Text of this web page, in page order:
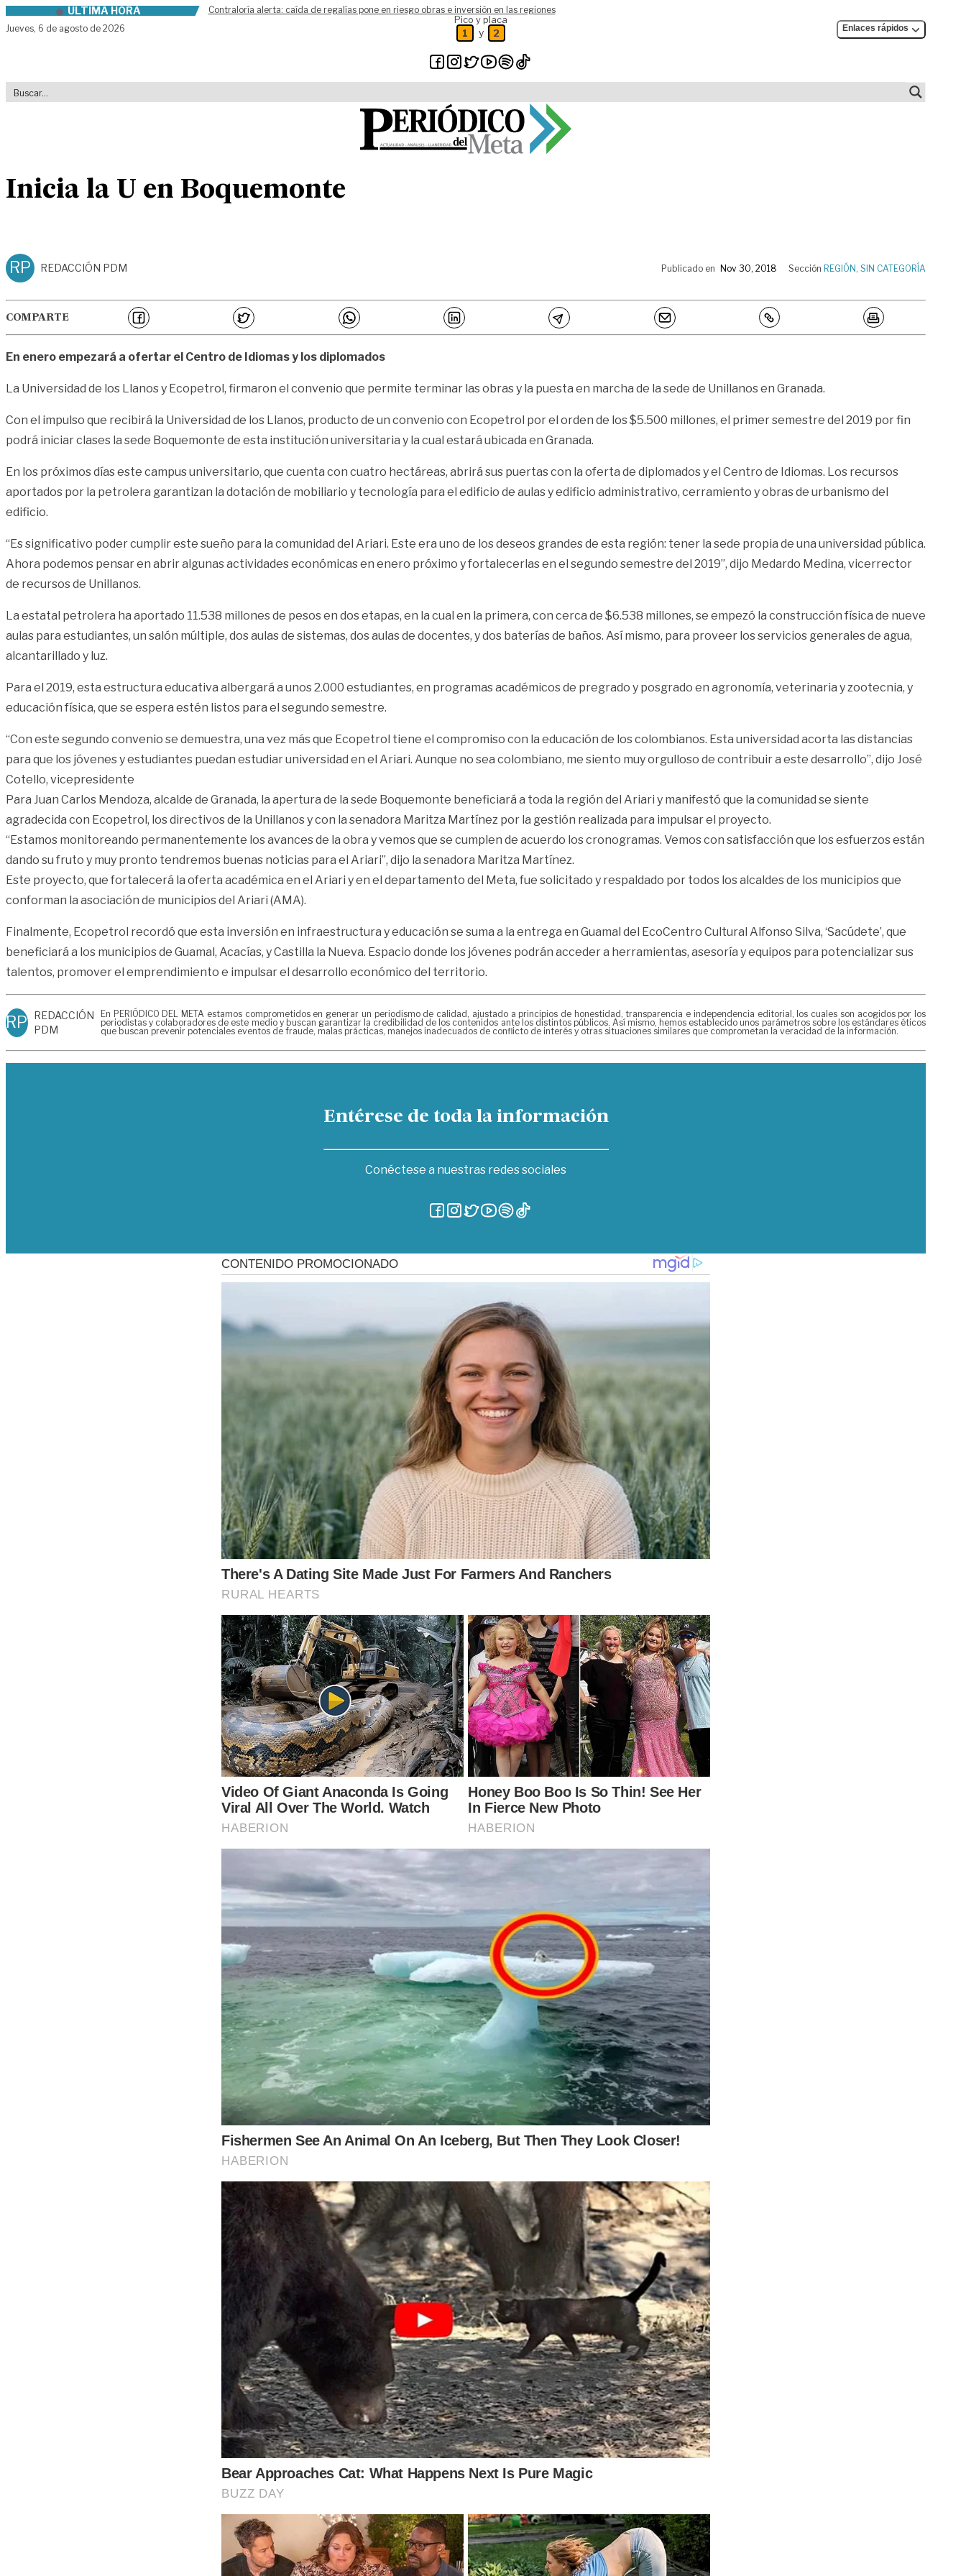
Skip to contentÚLTIMA HORA
Contraloría alerta: caída de regalías pone en riesgo obras e inversión en las regiones
Jueves, 6 de agosto de 2026
Pico y placa
1 y 2 Enlaces rápidos
Inicia la U en Boquemonte
RP REDACCIÓN PDM Publicado en Nov 30, 2018 Sección REGIÓN, SIN CATEGORÍA
COMPARTE
En enero empezará a ofertar el Centro de Idiomas y los diplomados
La Universidad de los Llanos y Ecopetrol, firmaron el convenio que permite terminar las obras y la puesta en marcha de la sede de Unillanos en Granada.
Con el impulso que recibirá la Universidad de los Llanos, producto de un convenio con Ecopetrol por el orden de los $5.500 millones, el primer semestre del 2019 por fin
podrá iniciar clases la sede Boquemonte de esta institución universitaria y la cual estará ubicada en Granada.
En los próximos días este campus universitario, que cuenta con cuatro hectáreas, abrirá sus puertas con la oferta de diplomados y el Centro de Idiomas. Los recursos
aportados por la petrolera garantizan la dotación de mobiliario y tecnología para el edificio de aulas y edificio administrativo, cerramiento y obras de urbanismo del
edificio.
“Es significativo poder cumplir este sueño para la comunidad del Ariari. Este era uno de los deseos grandes de esta región: tener la sede propia de una universidad pública.
Ahora podemos pensar en abrir algunas actividades económicas en enero próximo y fortalecerlas en el segundo semestre del 2019”, dijo Medardo Medina, vicerrector
de recursos de Unillanos.
La estatal petrolera ha aportado 11.538 millones de pesos en dos etapas, en la cual en la primera, con cerca de $6.538 millones, se empezó la construcción física de nueve
aulas para estudiantes, un salón múltiple, dos aulas de sistemas, dos aulas de docentes, y dos baterías de baños. Así mismo, para proveer los servicios generales de agua,
alcantarillado y luz.
Para el 2019, esta estructura educativa albergará a unos 2.000 estudiantes, en programas académicos de pregrado y posgrado en agronomía, veterinaria y zootecnia, y
educación física, que se espera estén listos para el segundo semestre.
“Con este segundo convenio se demuestra, una vez más que Ecopetrol tiene el compromiso con la educación de los colombianos. Esta universidad acorta las distancias
para que los jóvenes y estudiantes puedan estudiar universidad en el Ariari. Aunque no sea colombiano, me siento muy orgulloso de contribuir a este desarrollo”, dijo José
Cotello, vicepresidente
Para Juan Carlos Mendoza, alcalde de Granada, la apertura de la sede Boquemonte beneficiará a toda la región del Ariari y manifestó que la comunidad se siente
agradecida con Ecopetrol, los directivos de la Unillanos y con la senadora Maritza Martínez por la gestión realizada para impulsar el proyecto.
“Estamos monitoreando permanentemente los avances de la obra y vemos que se cumplen de acuerdo los cronogramas. Vemos con satisfacción que los esfuerzos están
dando su fruto y muy pronto tendremos buenas noticias para el Ariari”, dijo la senadora Maritza Martínez.
Este proyecto, que fortalecerá la oferta académica en el Ariari y en el departamento del Meta, fue solicitado y respaldado por todos los alcaldes de los municipios que
conforman la asociación de municipios del Ariari (AMA).
Finalmente, Ecopetrol recordó que esta inversión en infraestructura y educación se suma a la entrega en Guamal del EcoCentro Cultural Alfonso Silva, ‘Sacúdete’, que
beneficiará a los municipios de Guamal, Acacías, y Castilla la Nueva. Espacio donde los jóvenes podrán acceder a herramientas, asesoría y equipos para potencializar sus
talentos, promover el emprendimiento e impulsar el desarrollo económico del territorio.
RP REDACCIÓN
PDM
En PERIÓDICO DEL META estamos comprometidos en generar un periodismo de calidad, ajustado a principios de honestidad, transparencia e independencia editorial, los cuales son acogidos por los
periodistas y colaboradores de este medio y buscan garantizar la credibilidad de los contenidos ante los distintos públicos. Así mismo, hemos establecido unos parámetros sobre los estándares éticos
que buscan prevenir potenciales eventos de fraude, malas prácticas, manejos inadecuados de conflicto de interés y otras situaciones similares que comprometan la veracidad de la información.
Entérese de toda la información
Conéctese a nuestras redes sociales